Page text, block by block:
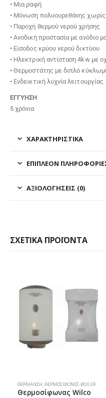
• Μια ραφή
• Μόνωση πολυουρεθάνης χωρίς
• Παροχή θερμού νερού χρήσης
• Ανοδική προστασία με ανόδιο
• Είσοδος κρύου νερού δικτύου
• Ηλεκτρική αντίσταση 4kw με
• Θερμοστάτης με διπλό
• Ενδεικτική λυχνία λειτουργίας
ΕΓΓΥΗΣΗ
5 χρόνια
ΧΑΡΑΚΤΗΡΙΣΤΙΚΑ
ΕΠΙΠΛΈΟΝ
ΑΞΙΟΛΟΓΉΣΕΙΣ (0)
ΣΧΕΤΙΚΆ ΠΡΟΪΌΝΤΑ
ΘΈΡΜΑΝΣΗ,ΘΕΡΜΟΣΊΦΩΝΕΣ-BOILER
Θερμοσίφωνας Wilco